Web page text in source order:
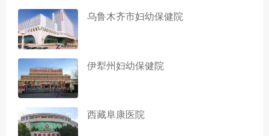
乌鲁木齐市妇幼保健院
伊犁州妇幼保健院
西藏阜康医院